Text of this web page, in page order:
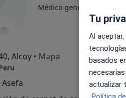
Médico general
Alcoy • Mapa
Tu
Al
basados
actualizar